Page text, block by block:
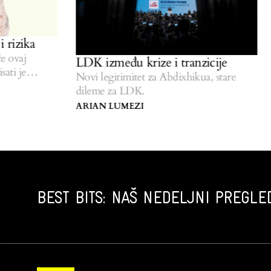
LDK između krize i tranzicije
Novi legitimitet za Abdixhikua, stare
dileme za LDK.
ARIAN LUMEZI
BEST BITS: NAŠ NEDELJNI